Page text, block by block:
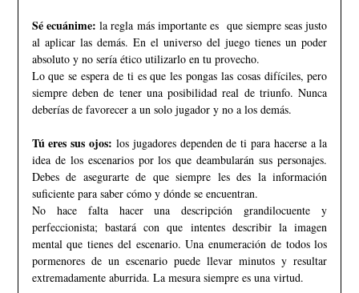
Sé ecuánime: la regla más importante es que siempre seas justo
al aplicar las demás. En el universo del juego tienes un poder
absoluto y no sería ético utilizarlo en tu provecho.
Lo que se espera de ti es que les pongas las cosas difíciles, pero
siempre deben de tener una posibilidad real de triunfo. Nunca
deberías de favorecer a un solo jugador y no a los demás.
Tú eres sus ojos: los jugadores dependen de ti para hacerse a la
idea de los escenarios por los que deambularán sus personajes.
Debes de asegurarte de que siempre les des la información
suficiente para saber cómo y dónde se encuentran.
No hace falta hacer una descripción grandilocuente y
perfeccionista; bastará con que intentes describir la imagen
mental que tienes del escenario. Una enumeración de todos los
pormenores de un escenario puede llevar minutos y resultar
extremadamente aburrida. La mesura siempre es una virtud.